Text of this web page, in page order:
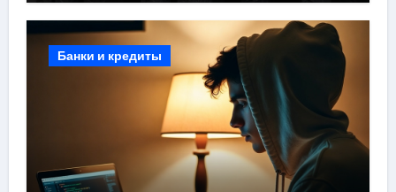
Банки и кредиты